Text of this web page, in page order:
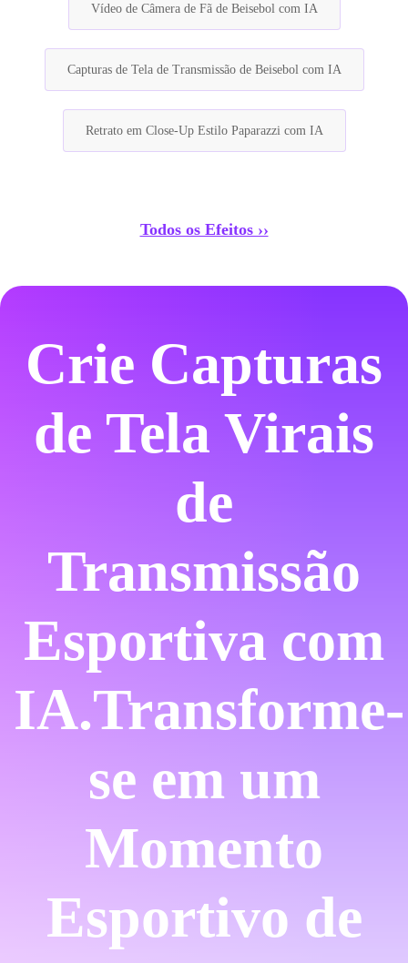
Vídeo de Câmera de Fã de Beisebol com IA
Capturas de Tela de Transmissão de Beisebol com IA
Retrato em Close-Up Estilo Paparazzi com IA
Todos os Efeitos ››
Crie Capturas
de Tela Virais
de
Transmissão
Esportiva com
IA.Transforme-
se em um
Momento
Esportivo de